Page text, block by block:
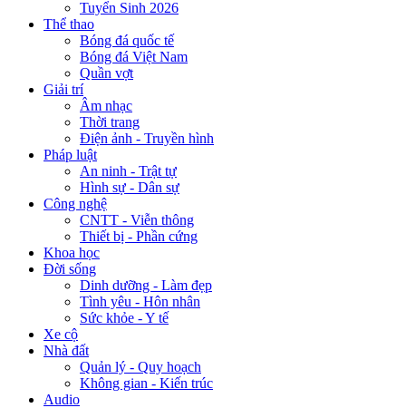
Tuyển Sinh 2026
Thể thao
Bóng đá quốc tế
Bóng đá Việt Nam
Quần vợt
Giải trí
Âm nhạc
Thời trang
Điện ảnh - Truyền hình
Pháp luật
An ninh - Trật tự
Hình sự - Dân sự
Công nghệ
CNTT - Viễn thông
Thiết bị - Phần cứng
Khoa học
Đời sống
Dinh dưỡng - Làm đẹp
Tình yêu - Hôn nhân
Sức khỏe - Y tế
Xe cộ
Nhà đất
Quản lý - Quy hoạch
Không gian - Kiến trúc
Audio